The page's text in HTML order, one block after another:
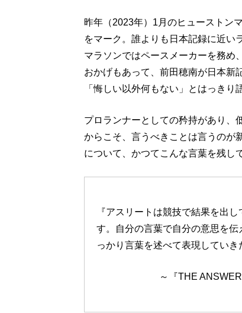
昨年（2023年）1月のヒューストン
をマーク。誰よりも日本記録に近い
マラソンではペースメーカーを務め
おかげもあって、前田穂南が日本新
「悔しい以外何もない」とはっきり
プロランナーとしての矜持があり、
からこそ、言うべきことは言うのが
について、かつてこんな言葉を残し
『アスリートは競技で結果を出
す。自分の言葉で自分の意思を
っかり言葉を述べて表現していき
～『THE